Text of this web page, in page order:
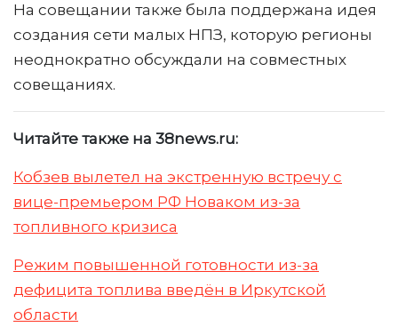
На совещании также была поддержана идея
создания сети малых НПЗ, которую регионы
неоднократно обсуждали на совместных
совещаниях.
Читайте также на 38news.ru:
Кобзев вылетел на экстренную встречу с
вице-премьером РФ Новаком из-за
топливного кризиса
Режим повышенной готовности из-за
дефицита топлива введён в Иркутской
области